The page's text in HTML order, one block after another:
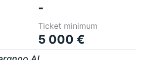
-
Ticket minimum
5 000 €